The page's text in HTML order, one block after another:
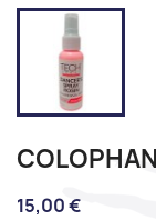
15,00 €